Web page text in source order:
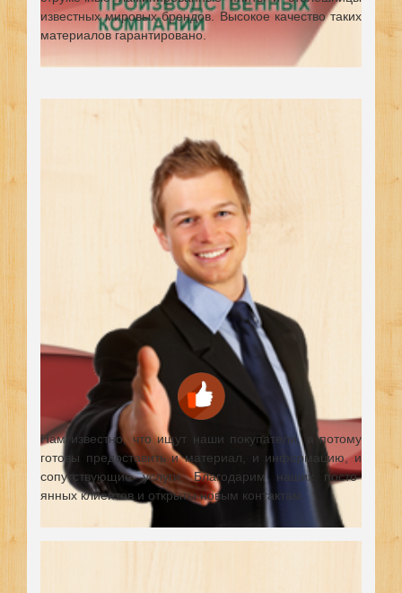
известных мировых брендов. Высокое качество таких
материалов гарантировано.
Нам известно, что ищут наши покупатели, а потому
готовы предоставить и материал, и информацию, и
сопутствующие услуги. Благодарим наших посто-
янных клиентов и открыты новым контактам.